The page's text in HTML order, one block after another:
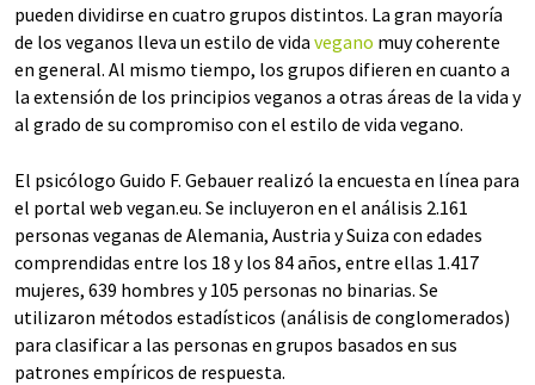
pueden dividirse en cuatro grupos distintos. La gran mayoría
de los veganos lleva un estilo de vida vegano muy coherente
en general. Al mismo tiempo, los grupos difieren en cuanto a
la extensión de los principios veganos a otras áreas de la vida y
al grado de su compromiso con el estilo de vida vegano.
El psicólogo Guido F. Gebauer realizó la encuesta en línea para
el portal web vegan.eu. Se incluyeron en el análisis 2.161
personas veganas de Alemania, Austria y Suiza con edades
comprendidas entre los 18 y los 84 años, entre ellas 1.417
mujeres, 639 hombres y 105 personas no binarias. Se
utilizaron métodos estadísticos (análisis de conglomerados)
para clasificar a las personas en grupos basados en sus
patrones empíricos de respuesta.